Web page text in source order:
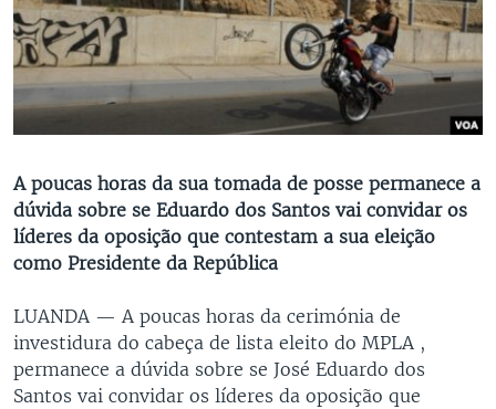
A poucas horas da sua tomada de posse permanece a
dúvida sobre se Eduardo dos Santos vai convidar os
líderes da oposição que contestam a sua eleição
como Presidente da República
LUANDA — A poucas horas da cerimónia de
investidura do cabeça de lista eleito do MPLA ,
permanece a dúvida sobre se José Eduardo dos
Santos vai convidar os líderes da oposição que